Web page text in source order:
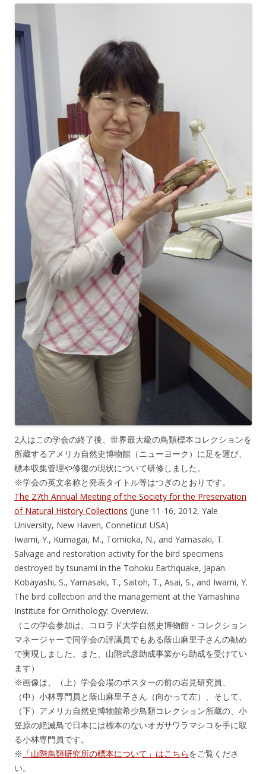
2人はこの学会の終了後、世界最大級の鳥類標本コレクションを
所蔵するアメリカ自然史博物館（ニューヨーク）に足を運び、
標本収集管理や修復の現状について研修しました。
※学会の英文名称と発表タイトル等はつぎのとおりです。
The 27th Annual Meeting of the Society for the Preservation
of Natural History Collections (June 11-16, 2012, Yale
University, New Haven, Conneticut USA)
Iwami, Y., Kumagai, M., Tomioka, N., and Yamasaki, T.
Salvage and restoration activity for the bird specimens
destroyed by tsunami in the Tohoku Earthquake, Japan.
Kobayashi, S., Yamasaki, T., Saitoh, T., Asai, S., and Iwami, Y.
The bird collection and the management at the Yamashina
Institute for Ornithology: Overview.
（この学会参加は、コロラド大学自然史博物館・コレクション
マネージャーで同学会の評議員でもある蔭山麻里子さんの勧め
で実現しました。また、山階武彦助成事業から助成を受けてい
ます）
※画像は、（上）学会会場のポスターの前の岩見研究員、
（中）小林専門員と蔭山麻里子さん（向かって左）、そして、
（下）アメリカ自然史博物館希少鳥類コレクション所蔵の、小
笠原の絶滅鳥で日本には標本のないオガサワラマシコを手に取
る小林専門員です。
※ 「山階鳥類研究所の標本について」はこちらをご覧くださ
い。